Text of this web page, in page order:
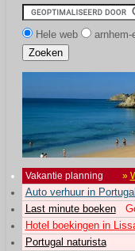
Hele web arnhem-
Vakantie planning »
Auto verhuur in Portugal
Last minute boeken
Hotel boekingen in
Portugal naturista